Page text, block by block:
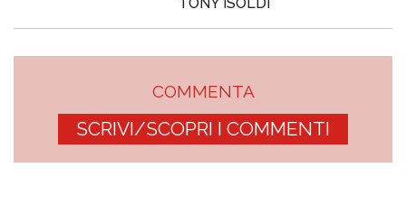
COMMENTA
SCRIVI/SCOPRI I COMMENTI